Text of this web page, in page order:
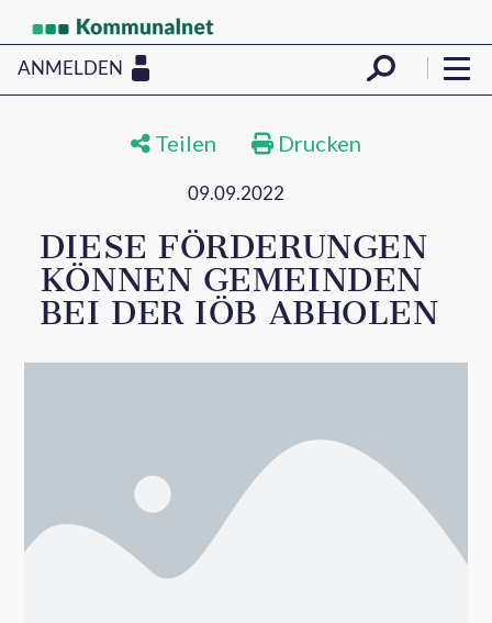
ANMELDEN
Teilen Drucken
09.09.2022
DIESE FÖRDERUNGEN
KÖNNEN GEMEINDEN
BEI DER IÖB ABHOLEN